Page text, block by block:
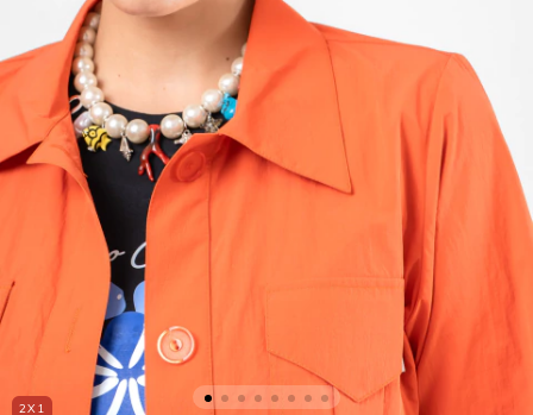
2X1